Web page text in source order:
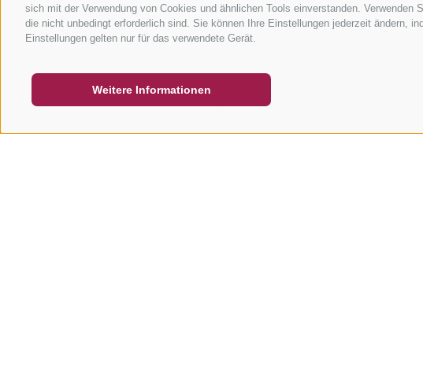
sich mit der Verwendung von Cookies und ähnlichen Tools einverstanden.
die nicht unbedingt erforderlich sind. Sie können Ihre Einstellungen jederzeit ändern,
Einstellungen gelten nur für das verwendete Gerät.
Weitere Informationen
GUTSCHEINE FAQ - QUALITÄTSGARANTIE
ANFRAGE WANN?